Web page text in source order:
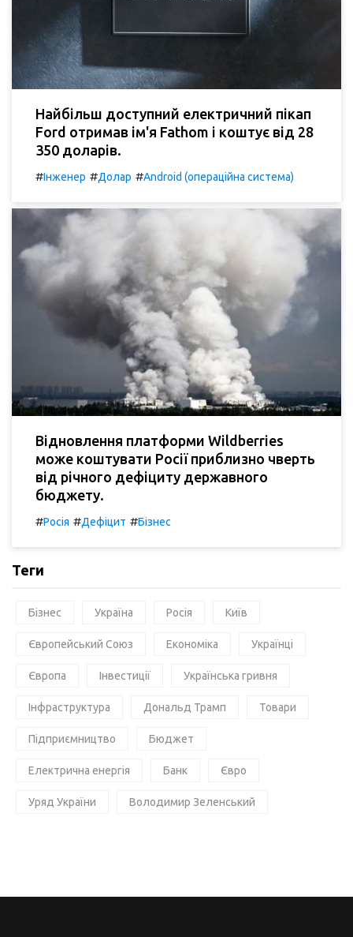
Найбільш доступний електричний пікап
Ford отримав ім'я Fathom і коштує від 28
350 доларів.
#Інженер #Долар #Android (операційна система)
Відновлення платформи Wildberries
може коштувати Росії приблизно чверть
від річного дефіциту державного
бюджету.
#Росія #Дефіцит #Бізнес
Теги
Бізнес Україна Росія Київ
Європейський Союз Економіка Українці
Європа Інвестиції Українська гривня
Інфраструктура Дональд Трамп Товари
Підприємництво Бюджет
Електрична енергія Банк Євро
Уряд України Володимир Зеленський